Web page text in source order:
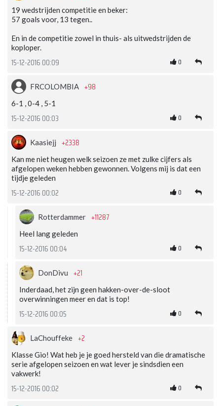
19 wedstrijden competitie en beker:
57 goals voor, 13 tegen..
En in de competitie zowel in thuis- als uitwedstrijden de
koploper.
15-12-2016 00:09 0
FRCOLOMBIA +98
6-1 , 0-4 , 5-1
15-12-2016 00:03 0
Kaasiejj +2338
Kan me niet heugen welk seizoen ze met zulke cijfers als
afgelopen weken hebben gewonnen. Volgens mij is dat een
tijdje geleden
15-12-2016 00:02 0
Rotterdammer +11287
Heel lang geleden
15-12-2016 00:04 0
DonDivu +21
Inderdaad, het zijn geen hakken-over-de-sloot
overwinningen meer en dat is top!
15-12-2016 00:05 0
LaChouffeke +2
Klasse Gio! Wat heb je je goed hersteld van die dramatische
serie afgelopen seizoen en wat lever je sindsdien een
vakwerk!
15-12-2016 00:02 0